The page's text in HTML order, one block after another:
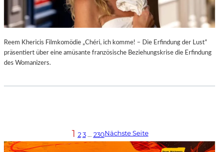
Reem Khericis Filmkomödie „Chéri, ich komme! – Die Erfindung der Lust“
präsentiert über eine amüsante französische Beziehungskrise die Erfindung
des Womanizers.
1 2 3 … 230Nächste Seite